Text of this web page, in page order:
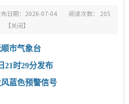
日期：2026-07-04 阅读次数： 205
【关闭】
市气象台
21时29分发布
蓝色预警信号